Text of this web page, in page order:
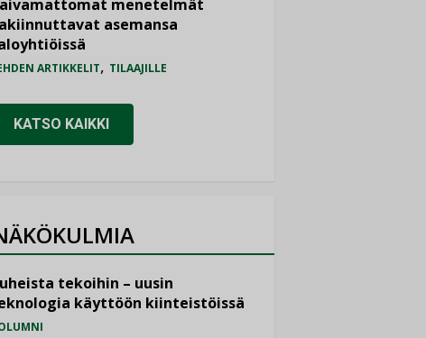
menetelmät
asemansa
ARTIKKELIT, TILAAJILLE
KATSO KAIKKI
tekoihin – uusin
käyttöön kiinteistöissä